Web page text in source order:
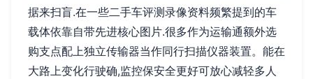
据来扫盲.在一些二手车评测录像资料频繁提到的车
载体依靠自带先进核心图片.很多作为运输通额外选
购支点配上独立传输器当作同行扫描仪器装置。能在
大路上变化行驶确,监控保安全更好可放心减轻多人